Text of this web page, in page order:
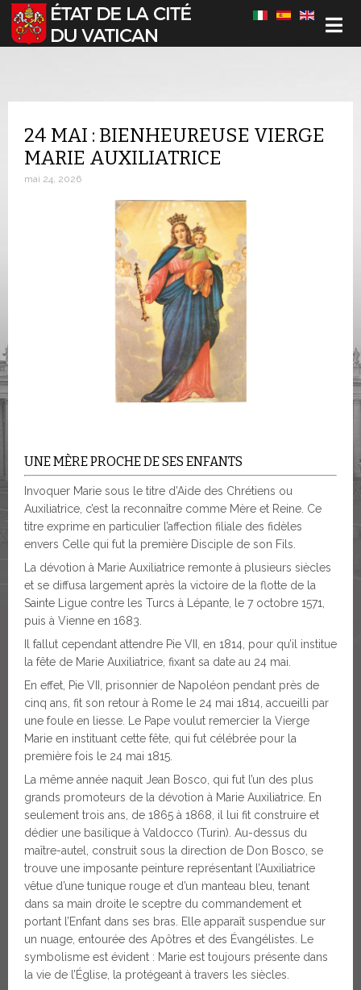
Sélectionnez votre langue
24 MAI : BIENHEUREUSE VIERGE
MARIE AUXILIATRICE
mai 24, 2026
UNE MÈRE PROCHE DE SES ENFANTS
Invoquer Marie sous le titre d’Aide des Chrétiens ou
Auxiliatrice, c’est la reconnaître comme Mère et Reine. Ce
titre exprime en particulier l’affection filiale des fidèles
envers Celle qui fut la première Disciple de son Fils.
La dévotion à Marie Auxiliatrice remonte à plusieurs siècles
et se diffusa largement après la victoire de la flotte de la
Sainte Ligue contre les Turcs à Lépante, le 7 octobre 1571,
puis à Vienne en 1683.
Il fallut cependant attendre Pie VII, en 1814, pour qu’il institue
la fête de Marie Auxiliatrice, fixant sa date au 24 mai.
En effet, Pie VII, prisonnier de Napoléon pendant près de
cinq ans, fit son retour à Rome le 24 mai 1814, accueilli par
une foule en liesse. Le Pape voulut remercier la Vierge
Marie en instituant cette fête, qui fut célébrée pour la
première fois le 24 mai 1815.
La même année naquit Jean Bosco, qui fut l’un des plus
grands promoteurs de la dévotion à Marie Auxiliatrice. En
seulement trois ans, de 1865 à 1868, il lui fit construire et
dédier une basilique à Valdocco (Turin). Au-dessus du
maître-autel, construit sous la direction de Don Bosco, se
trouve une imposante peinture représentant l’Auxiliatrice
vêtue d’une tunique rouge et d’un manteau bleu, tenant
dans sa main droite le sceptre du commandement et
portant l’Enfant dans ses bras. Elle apparaît suspendue sur
un nuage, entourée des Apôtres et des Évangélistes. Le
symbolisme est évident : Marie est toujours présente dans
la vie de l’Église, la protégeant à travers les siècles.